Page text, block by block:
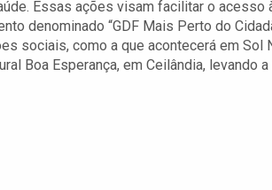
Essas ações visam facilitar o acesso
denominado “GDF Mais Perto do
sociais, como a que acontecerá em Sol
Boa Esperança, em Ceilândia, levando